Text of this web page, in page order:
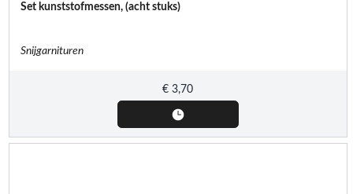
Set kunststofmessen, (acht stuks)
Snijgarnituren
€ 3,70